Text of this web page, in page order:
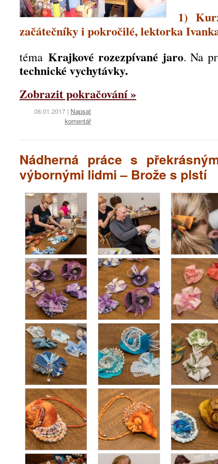
1)
začátečníky i pokročilé, lektorka
téma Krajkové rozezpívané jaro. Na
technické vychytávky.
Zobrazit pokračování »
08.01.2017 | Napsat
komentář
Nádherná práce s
výbornými lidmi – Brože s plstí